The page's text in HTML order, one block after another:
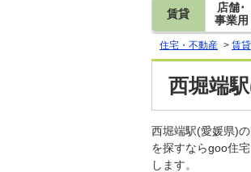
賃貸
店舗･
事業用
住宅・不動産 > 賃貸
西堀端
西堀端駅(愛媛県)
を探すならgoo住
します。